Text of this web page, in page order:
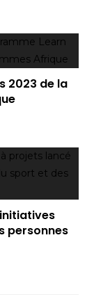
2023 de la
personnes